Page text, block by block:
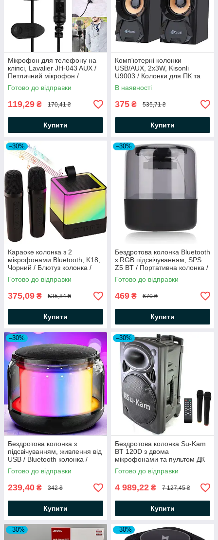
Мікрофон для телефону на
кліпсі, Lavalier JH-043 AUX /
Петличний мікрофон /
Мікрофон петличний
Готово до відправки
119,29 ₴ 170,41 ₴
Купити
Комп'ютерні колонки
USB/AUX, 2x3W, Kisonli
U9003 / Колонки для ПК та
ноутбука / Акустична система
В наявності
375 ₴ 535,71 ₴
Купити
–30%
Караоке колонка з 2
мікрофонами Bluetooth, K18,
Чорний / Блютуз колонка /
Портативна колонка
Готово до відправки
375,09 ₴ 535,84 ₴
Купити
–30%
Бездротова колонка Bluetooth
з RGB підсвічуванням, SPS
Z5 BT / Портативна колонка /
Мобільна колонка
Готово до відправки
469 ₴ 670 ₴
Купити
–30%
Бездротова колонка з
підсвічуванням, живлення від
USB / Bluetooth колонка /
Bluetooth колонка /
Портативна колонка
Готово до відправки
239,40 ₴ 342 ₴
Купити
–30%
Бездротова колонка Su-Kam
BT 120D з двома
мікрофонами та пультом ДК
(USB, Bluetooth) / Автономна
акустична система
Готово до відправки
4 989,22 ₴ 7 127,45 ₴
Купити
–30% –30%